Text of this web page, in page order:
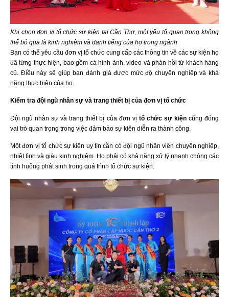
Khi chọn đơn vị tổ chức sự kiện tại Cần Thơ, một yếu tố quan trọng không
thể bỏ qua là kinh nghiệm và danh tiếng của họ trong ngành
Bạn có thể yêu cầu đơn vị tổ chức cung cấp các thông tin về các sự kiện họ
đã từng thực hiện, bao gồm cả hình ảnh, video và phản hồi từ khách hàng
cũ. Điều này sẽ giúp bạn đánh giá được mức độ chuyên nghiệp và khả
năng thực hiện của họ.
Kiểm tra đội ngũ nhân sự và trang thiết bị của đơn vị tổ chức
Đội ngũ nhân sự và trang thiết bị của đơn vị tổ chức sự kiệncũng đóng
vai trò quan trọng trong việc đảm bảo sự kiện diễn ra thành công.
Một đơn vị tổ chức sự kiện uy tín cần có đội ngũ nhân viên chuyên nghiệp,
nhiệt tình và giàu kinh nghiệm. Họ phải có khả năng xử lý nhanh chóng các
tình huống phát sinh trong quá trình tổ chức sự kiện.